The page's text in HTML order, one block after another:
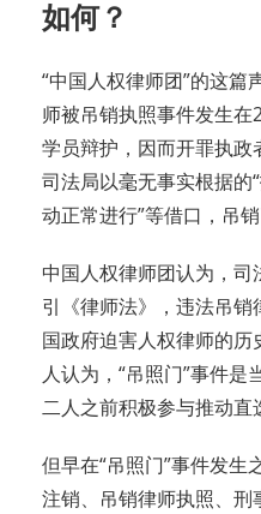
如何？
“中国人权律师团”的这篇
师被吊销执照事件发生
学员辩护，因而开罪执
司法局以毫无事实根据的
动正常进行”等借口，吊销
中国人权律师团认为，
引《律师法》，违法吊
国政府迫害人权律师的
人认为，“吊照门”事件
二人之前积极参与推动直
但早在“吊照门”事件发生
注销、吊销律师执照、